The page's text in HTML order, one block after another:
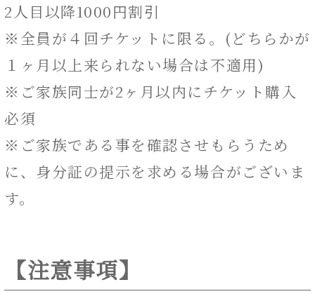
2人目以降1000円割引
※全員が４回チケットに限る。(どちらかが
１ヶ月以上来られない場合は不適用)
※ご家族同士が2ヶ月以内にチケット購入
必須
※ご家族である事を確認させもらうため
に、身分証の提示を求める場合がございま
す。
【注意事項】